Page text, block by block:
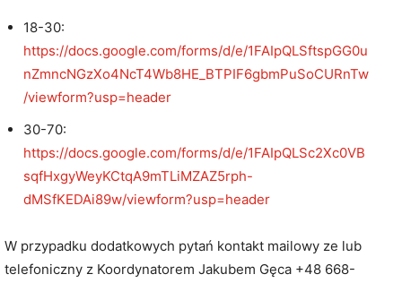
18-30:
https://docs.google.com/forms/d/e/1FAIpQLSftspGG0u
nZmncNGzXo4NcT4Wb8HE_BTPIF6gbmPuSoCURnTw
/viewform?usp=header
30-70:
https://docs.google.com/forms/d/e/1FAIpQLSc2Xc0VB
sqfHxgyWeyKCtqA9mTLiMZAZ5rph-
dMSfKEDAi89w/viewform?usp=header
W przypadku dodatkowych pytań kontakt mailowy ze lub
telefoniczny z Koordynatorem Jakubem Gęca +48 668-